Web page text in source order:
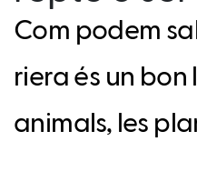
Com podem
riera és un bon
animals, les